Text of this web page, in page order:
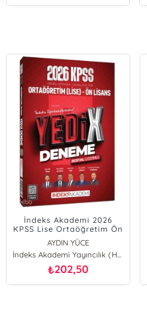
İndeks Akademi 2026
KPSS Lise Ortaöğretim Ön
Lisans YEDİX 7 Deneme
Çözümlü
AYDIN YÜCE
Alican Demir
EMRAH VAHAP ÖZKARACA
İndeks Akademi Yayıncılık (Hazırlık)
₺202,50